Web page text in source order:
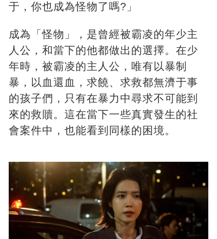
于，你也成為怪物了嗎?」
成為「怪物」，是曾經被霸凌的年少主
人公，和當下的他都做出的選擇。在少
年時，被霸凌的主人公，唯有以暴制
暴，以血還血，求饒、求救都無濟于事
的孩子們，只有在暴力中尋求不可能到
來的救贖。這在當下一些真實發生的社
會案件中，也能看到同樣的困境。